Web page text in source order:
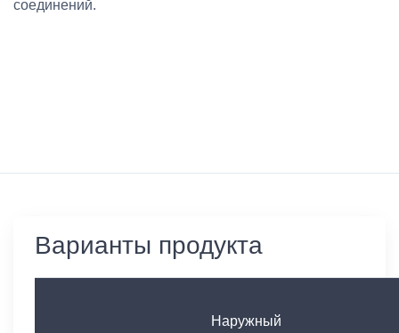
соединений.
Варианты продукта
Наружный